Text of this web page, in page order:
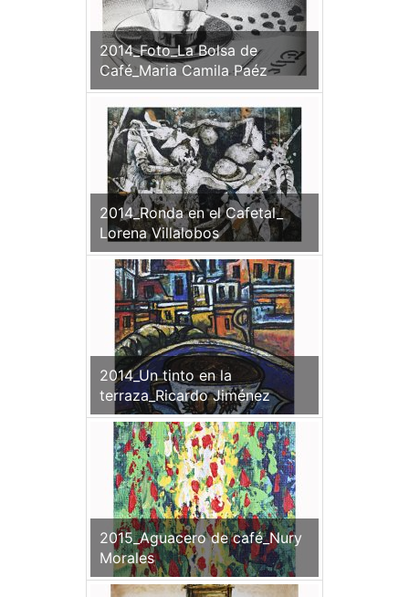
2014_Foto_La Bolsa de
Café_Maria Camila Paéz
2014_Ronda en el Cafetal_
Lorena Villalobos
2014_Un tinto en la
terraza_Ricardo Jiménez
2015_Aguacero de café_Nury
Morales